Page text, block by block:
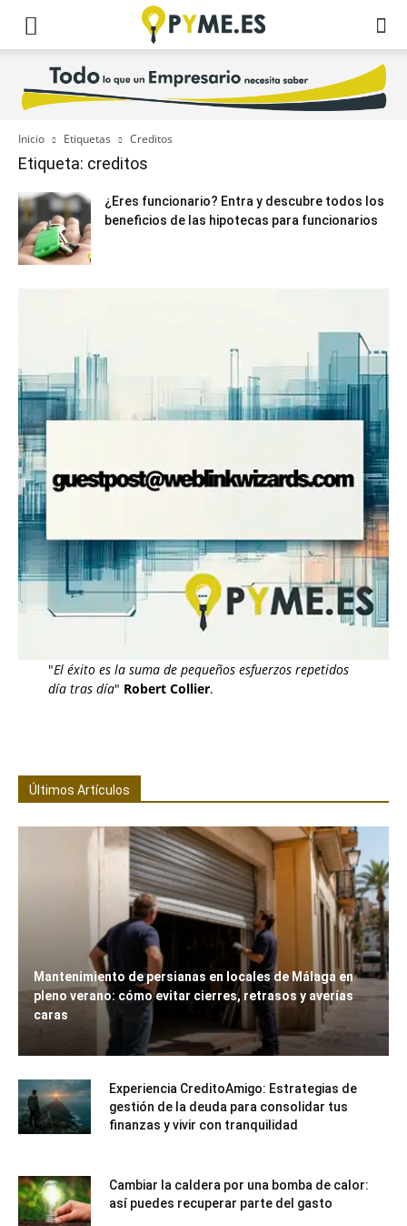
Inicio Etiquetas Creditos
Etiqueta: creditos
¿Eres funcionario? Entra y descubre todos los
beneficios de las hipotecas para funcionarios
"El éxito es la suma de pequeños esfuerzos repetidos
día tras día" Robert Collier.
Últimos Artículos
Mantenimiento de persianas en locales de Málaga en
pleno verano: cómo evitar cierres, retrasos y averías
caras
Experiencia CreditoAmigo: Estrategias de
gestión de la deuda para consolidar tus
finanzas y vivir con tranquilidad
Cambiar la caldera por una bomba de calor:
así puedes recuperar parte del gasto